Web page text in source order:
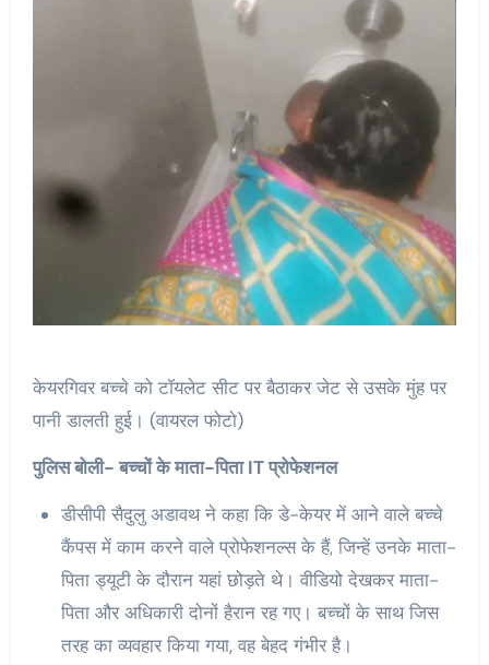
केयरगिवर बच्चे को टॉयलेट सीट पर बैठाकर जेट से उसके मुंह पर
पानी डालती हुई। (वायरल फोटो)
पुलिस बोली- बच्चों के माता-पिता IT प्रोफेशनल
डीसीपी सैदुलु अडावथ ने कहा कि डे-केयर में आने वाले बच्चे
कैंपस में काम करने वाले प्रोफेशनल्स के हैं, जिन्हें उनके माता-
पिता ड्यूटी के दौरान यहां छोड़ते थे। वीडियो देखकर माता-
पिता और अधिकारी दोनों हैरान रह गए। बच्चों के साथ जिस
तरह का व्यवहार किया गया, वह बेहद गंभीर है।